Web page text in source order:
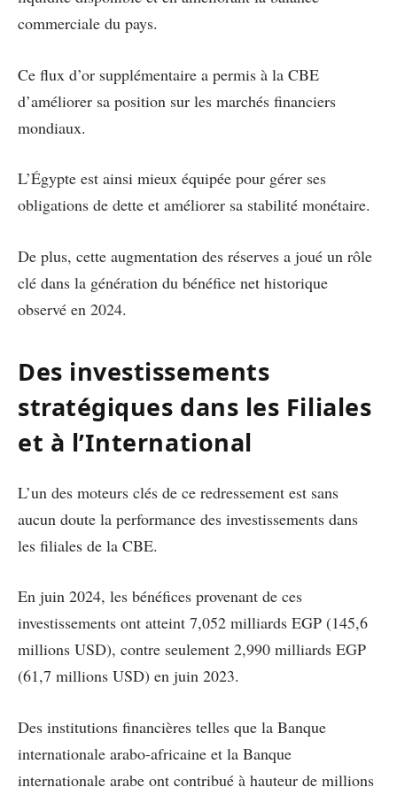
commerciale du pays.
Ce flux d’or supplémentaire a permis à la CBE
d’améliorer sa position sur les marchés financiers
mondiaux.
L’Égypte est ainsi mieux équipée pour gérer ses
obligations de dette et améliorer sa stabilité monétaire.
De plus, cette augmentation des réserves a joué un rôle
clé dans la génération du bénéfice net historique
observé en 2024.
Des investissements
stratégiques dans les Filiales
et à l’International
L’un des moteurs clés de ce redressement est sans
aucun doute la performance des investissements dans
les filiales de la CBE.
En juin 2024, les bénéfices provenant de ces
investissements ont atteint 7,052 milliards EGP (145,6
millions USD), contre seulement 2,990 milliards EGP
(61,7 millions USD) en juin 2023.
Des institutions financières telles que la Banque
internationale arabo-africaine et la Banque
internationale arabe ont contribué à hauteur de millions